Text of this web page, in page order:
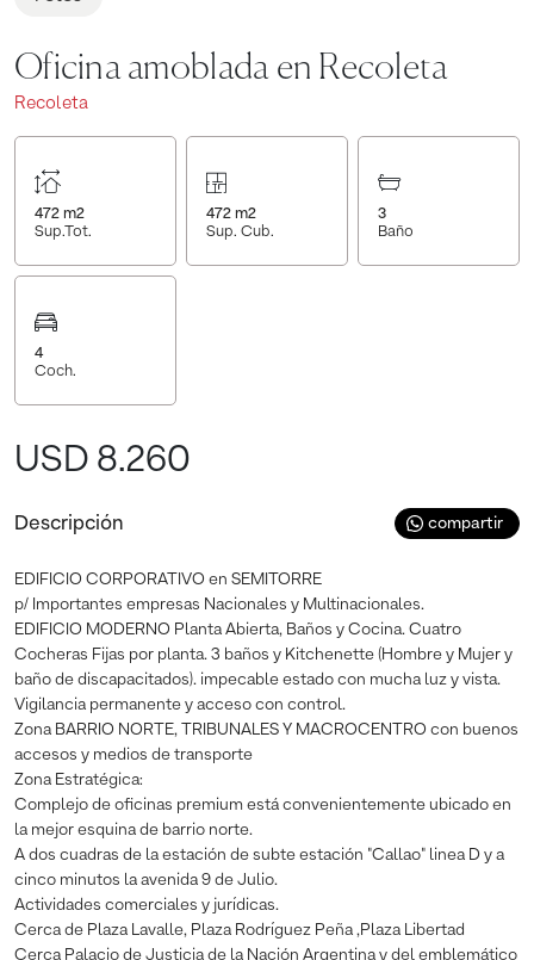
Oficina amoblada en Recoleta
Recoleta
472 m2
Sup.Tot.
472 m2
Sup. Cub.
3
Baño
4
Coch.
USD 8.260
Descripción compartir
EDIFICIO CORPORATIVO en SEMITORRE
p/ Importantes empresas Nacionales y Multinacionales.
EDIFICIO MODERNO Planta Abierta, Baños y Cocina. Cuatro
Cocheras Fijas por planta. 3 baños y Kitchenette (Hombre y Mujer y
baño de discapacitados). impecable estado con mucha luz y vista.
Vigilancia permanente y acceso con control.
Zona BARRIO NORTE, TRIBUNALES Y MACROCENTRO con buenos
accesos y medios de transporte
Zona Estratégica:
Complejo de oficinas premium está convenientemente ubicado en
la mejor esquina de barrio norte.
A dos cuadras de la estación de subte estación "Callao" linea D y a
cinco minutos la avenida 9 de Julio.
Actividades comerciales y jurídicas.
Cerca de Plaza Lavalle, Plaza Rodríguez Peña ,Plaza Libertad
Cerca Palacio de Justicia de la Nación Argentina y del emblemático